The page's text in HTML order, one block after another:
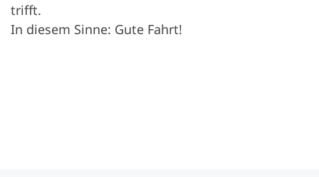
trifft.
In diesem Sinne: Gute Fahrt!